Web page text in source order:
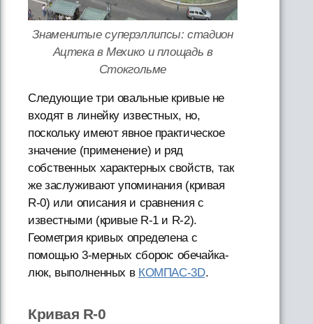
Знаменитые суперэллипсы: стадион
Ацтека в Мехико и площадь в
Стокгольме
Следующие три овальные кривые не
входят в линейку известных, но,
поскольку имеют явное практическое
значение (применение) и ряд
собственных характерных свойств, так
же заслуживают упоминания (кривая
R-0) или описания и сравнения с
известными (кривые R-1 и R-2).
Геометрия кривых определена с
помощью 3-мерных сборок: обечайка-
люк, выполненных в КОМПАС-3D.
Кривая R-0